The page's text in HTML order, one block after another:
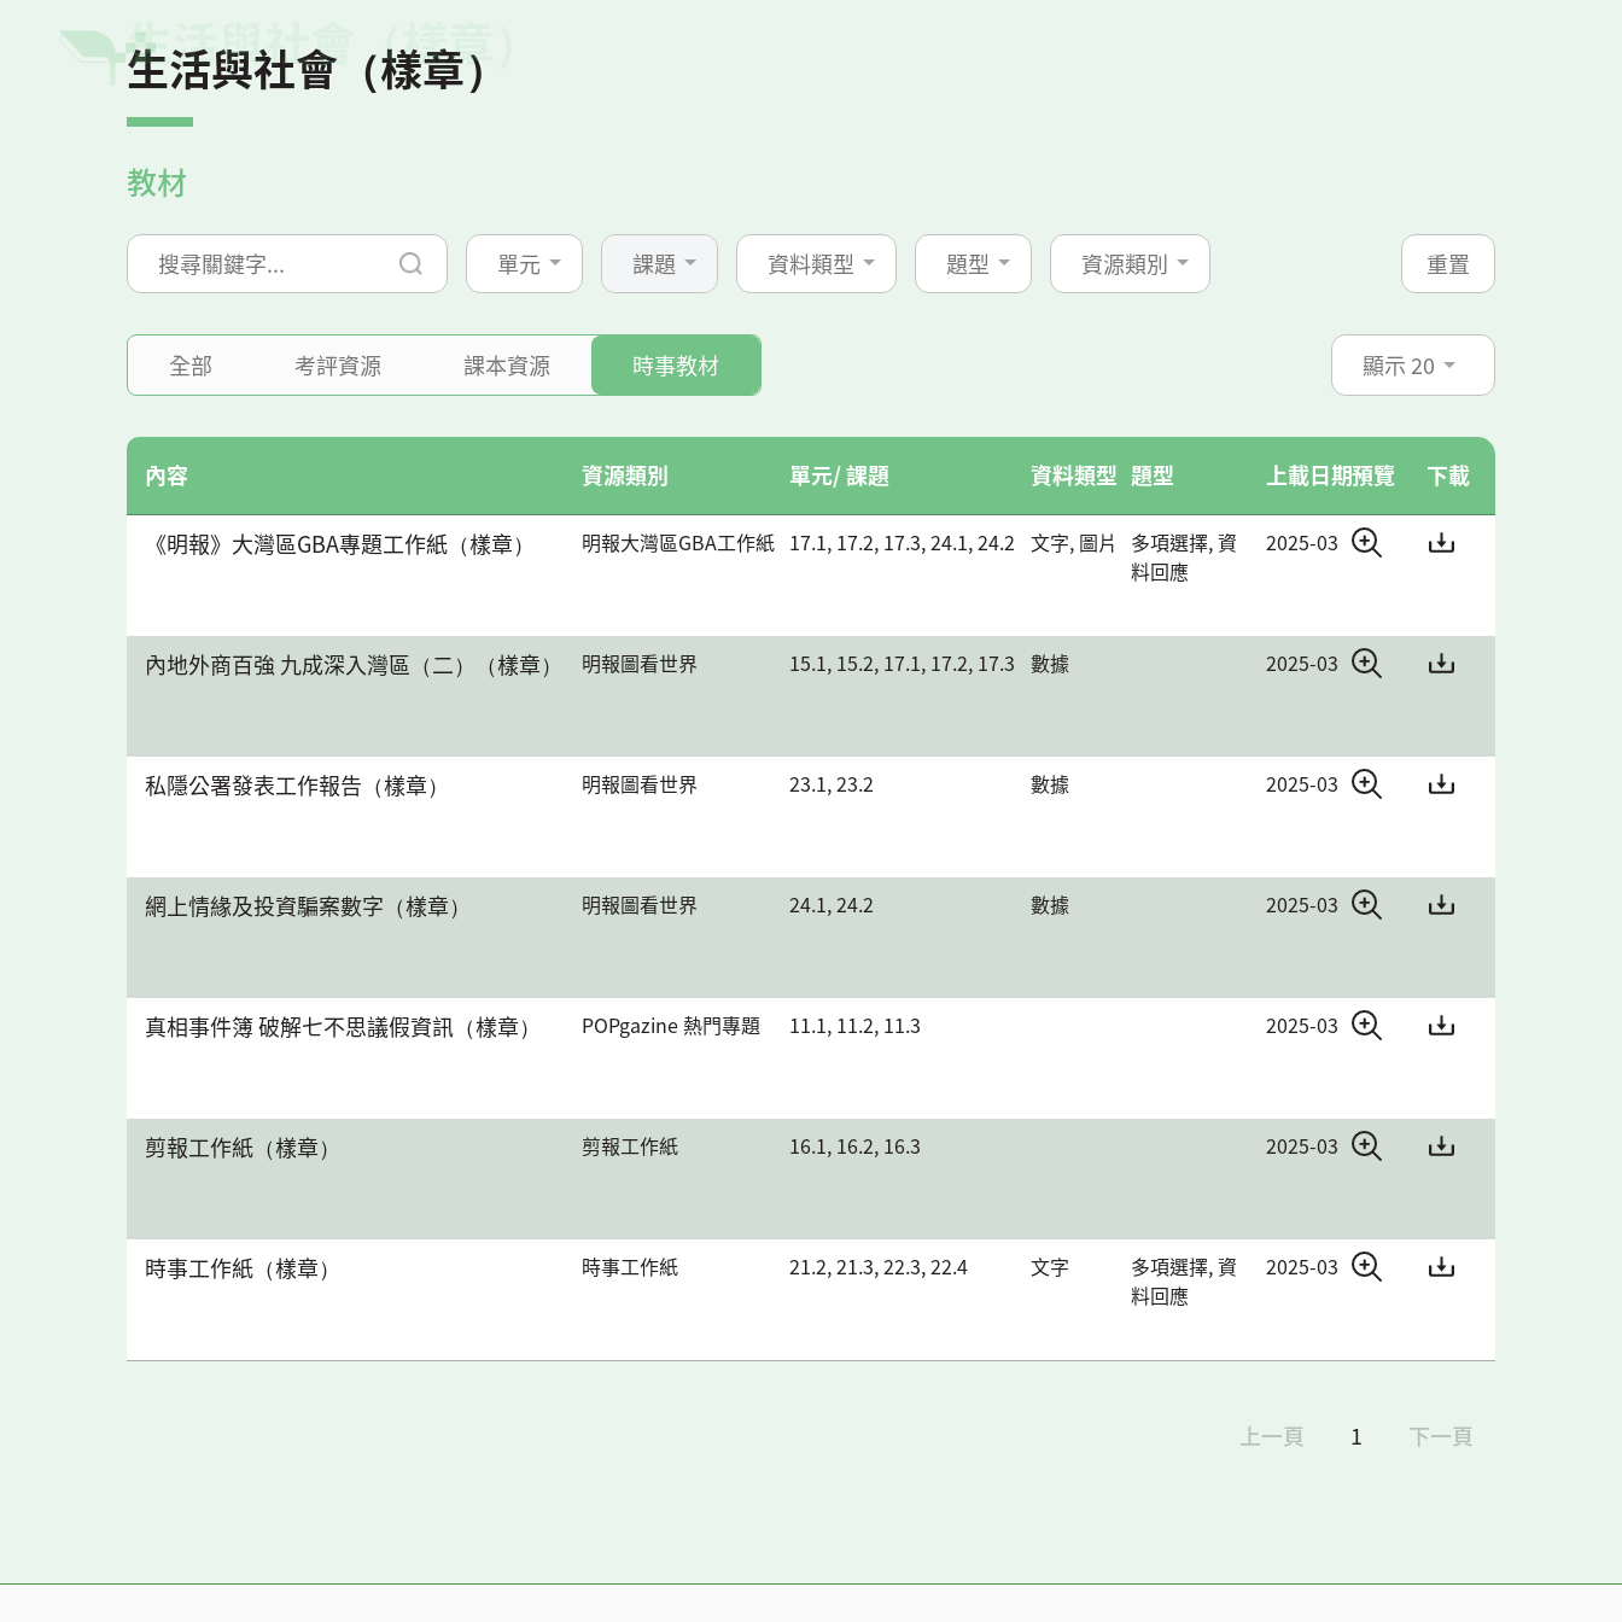
生活與社會（樣章）
生活與社會（樣章）
教材
單元 課題 資料類型 題型 資源類別 重置
全部 考評資源 課本資源 時事教材 顯示 20
內容 資源類別 單元/ 課題 資料類型 題型 上載日期預覽 下載
《明報》大灣區GBA專題工作紙（樣章） 明報大灣區GBA工作紙 17.1, 17.2, 17.3, 24.1, 24.2 文字, 圖片
多項選擇, 資
料回應
2025-03
內地外商百強 九成深入灣區（二）（樣章） 明報圖看世界 15.1, 15.2, 17.1, 17.2, 17.3 數據 2025-03
私隱公署發表工作報告（樣章） 明報圖看世界 23.1, 23.2 數據 2025-03
網上情緣及投資騙案數字（樣章） 明報圖看世界 24.1, 24.2 數據 2025-03
真相事件簿 破解七不思議假資訊（樣章） POPgazine 熱門專題 11.1, 11.2, 11.3 2025-03
剪報工作紙（樣章） 剪報工作紙 16.1, 16.2, 16.3 2025-03
時事工作紙（樣章） 時事工作紙 21.2, 21.3, 22.3, 22.4 文字
多項選擇, 資
料回應
2025-03
上一頁 1 下一頁